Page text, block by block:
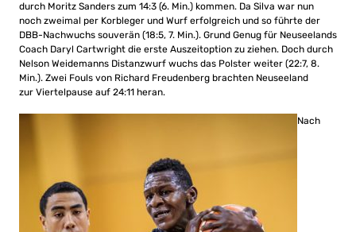
durch Moritz Sanders zum 14:3 (6. Min.) kommen. Da Silva war nun
noch zweimal per Korbleger und Wurf erfolgreich und so führte der
DBB-Nachwuchs souverän (18:5, 7. Min.). Grund Genug für Neuseelands
Coach Daryl Cartwright die erste Auszeitoption zu ziehen. Doch durch
Nelson Weidemanns Distanzwurf wuchs das Polster weiter (22:7, 8.
Min.). Zwei Fouls von Richard Freudenberg brachten Neuseeland
zur Viertelpause auf 24:11 heran.
Nach